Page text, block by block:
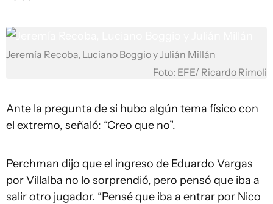
Jeremía Recoba, Luciano Boggio y Julián Millán
Foto: EFE/ Ricardo Rimoli
Ante la pregunta de si hubo algún tema físico con
el extremo, señaló: “Creo que no”.
Perchman dijo que el ingreso de Eduardo Vargas
por Villalba no lo sorprendió, pero pensó que iba a
salir otro jugador. “Pensé que iba a entrar por Nico